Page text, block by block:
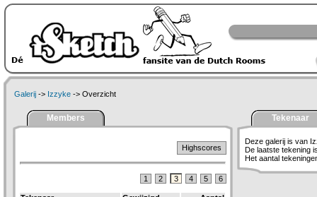
Galerij -> Izzyke -> Overzicht
Members
Highscores
1 2 3 4 5 6
Tekenaar
Deze galerij is van
De laatste tekening
Het aantal